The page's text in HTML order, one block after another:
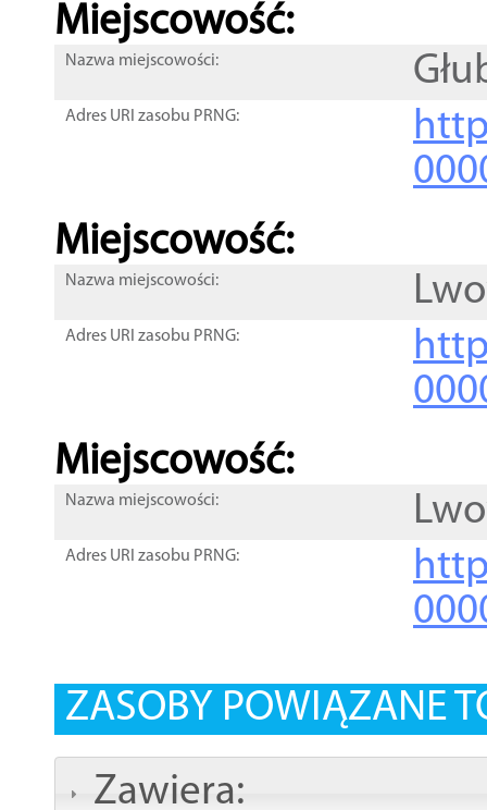
Miejscowość:
Nazwa miejscowości:
Adres URI zasobu PRNG:
Miejscowość:
Nazwa miejscowości:
Adres URI zasobu PRNG:
Miejscowość:
Nazwa miejscowości:
Adres URI zasobu PRNG:
ZASOBY POWIĄZANE
Zawiera: